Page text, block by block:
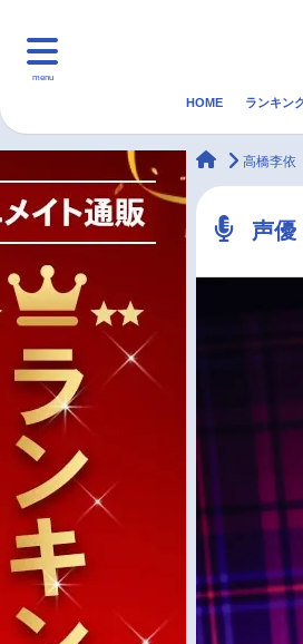
menu
マンガ・ラノベ ゲーム
HOME ランキン
高橋李依
声優